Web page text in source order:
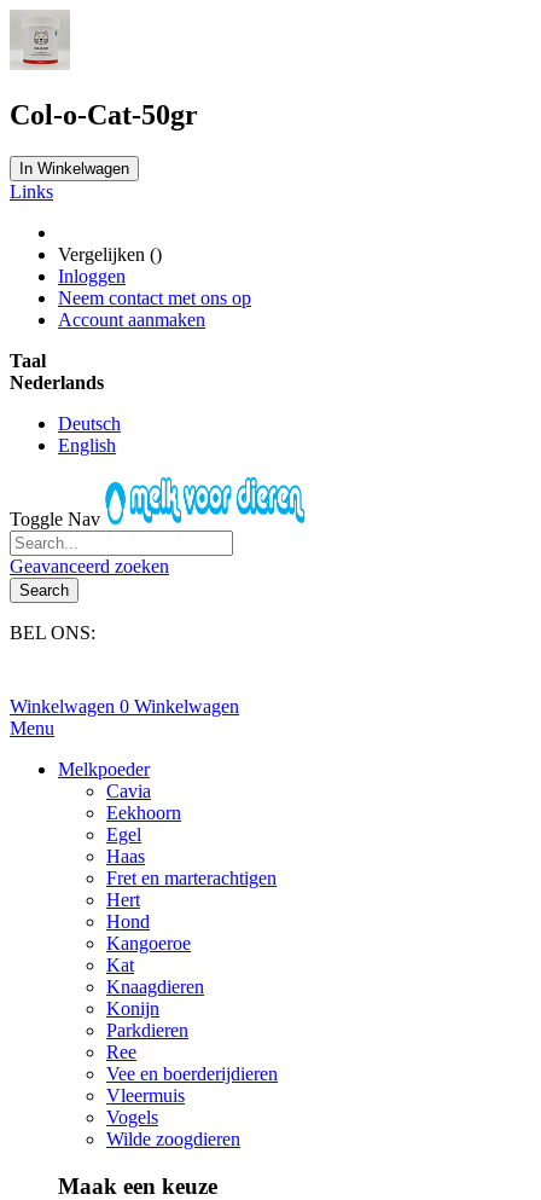
Col-o-Cat-50gr
In Winkelwagen
Links
Vergelijken ()
Inloggen
Neem contact met ons op
Account aanmaken
Taal
Nederlands
Deutsch
English
Toggle Nav
Geavanceerd zoeken
Search
BEL ONS:
Winkelwagen 0 Winkelwagen
Menu
Melkpoeder
Cavia
Eekhoorn
Egel
Haas
Fret en marterachtigen
Hert
Hond
Kangoeroe
Kat
Knaagdieren
Konijn
Parkdieren
Ree
Vee en boerderijdieren
Vleermuis
Vogels
Wilde zoogdieren
Maak een keuze